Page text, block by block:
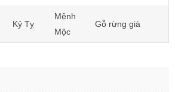
Kỷ Tỵ
Mệnh
Mộc
Gỗ rừng già